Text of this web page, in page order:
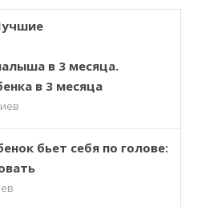
в 3 месяца.
в 3 месяца
бьет себя по голове: